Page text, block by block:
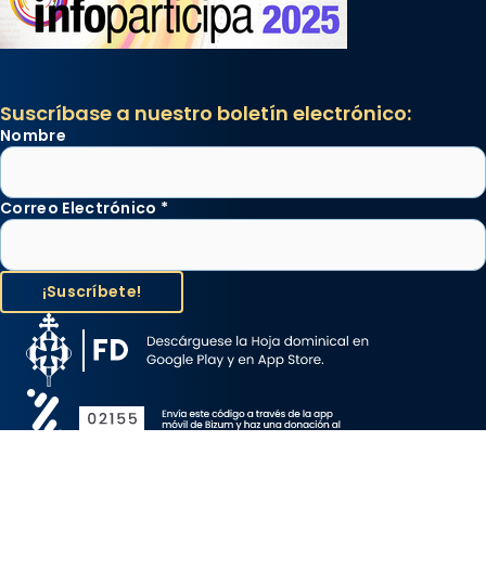
Suscríbase a nuestro boletín electrónico:
Nombre
Correo Electrónico *